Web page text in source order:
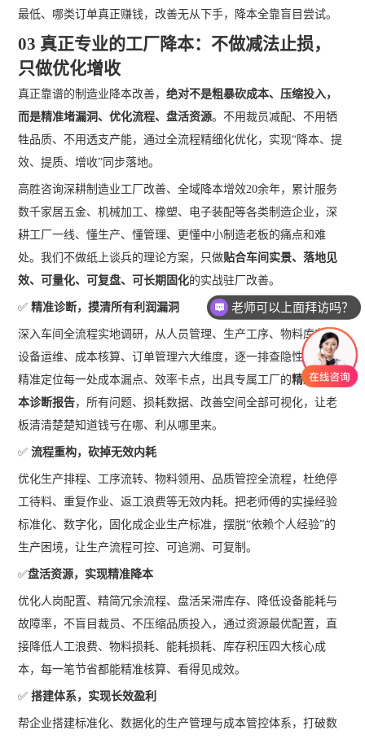
最低、哪类订单真正赚钱，改善无从下手，降本全靠盲目尝试。
03 真正专业的工厂降本：不做减法止损，
只做优化增收
真正靠谱的制造业降本改善，绝对不是粗暴砍成本、压缩投入，
而是精准堵漏洞、优化流程、盘活资源。不用裁员减配、不用牺
牲品质、不用透支产能，通过全流程精细化优化，实现“降本、提
效、提质、增收”同步落地。
高胜咨询深耕制造业工厂改善、全域降本增效20余年，累计服务
数千家居五金、机械加工、橡塑、电子装配等各类制造企业，深
耕工厂一线、懂生产、懂管理、更懂中小制造老板的痛点和难
处。我们不做纸上谈兵的理论方案，只做贴合车间实景、落地见
效、可量化、可复盘、可长期固化的实战驻厂改善。
✅精准诊断，摸清所有利润漏洞
深入车间全流程实地调研，从人员管理、生产工序、物料库存、
设备运维、成本核算、订单管理六大维度，逐一排查隐性损耗，
精准定位每一处成本漏点、效率卡点，出具专属工厂的精细化成
本诊断报告，所有问题、损耗数据、改善空间全部可视化，让老
板清清楚楚知道钱亏在哪、利从哪里来。
✅流程重构，砍掉无效内耗
优化生产排程、工序流转、物料领用、品质管控全流程，杜绝停
工待料、重复作业、返工浪费等无效内耗。把老师傅的实操经验
标准化、数字化，固化成企业生产标准，摆脱“依赖个人经验”的
生产困境，让生产流程可控、可追溯、可复制。
✅盘活资源，实现精准降本
优化人岗配置、精简冗余流程、盘活呆滞库存、降低设备能耗与
故障率，不盲目裁员、不压缩品质投入，通过资源最优配置，直
接降低人工浪费、物料损耗、能耗损耗、库存积压四大核心成
本，每一笔节省都能精准核算、看得见成效。
✅搭建体系，实现长效盈利
帮企业搭建标准化、数据化的生产管理与成本管控体系，打破数
老师可以上面拜访吗？